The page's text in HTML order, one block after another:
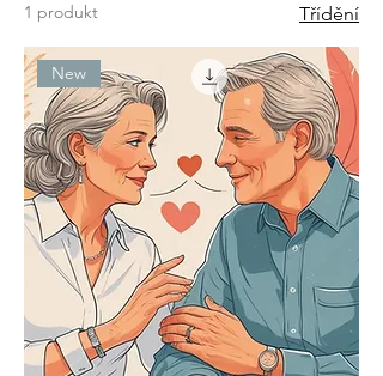
1 produkt Třídění
New